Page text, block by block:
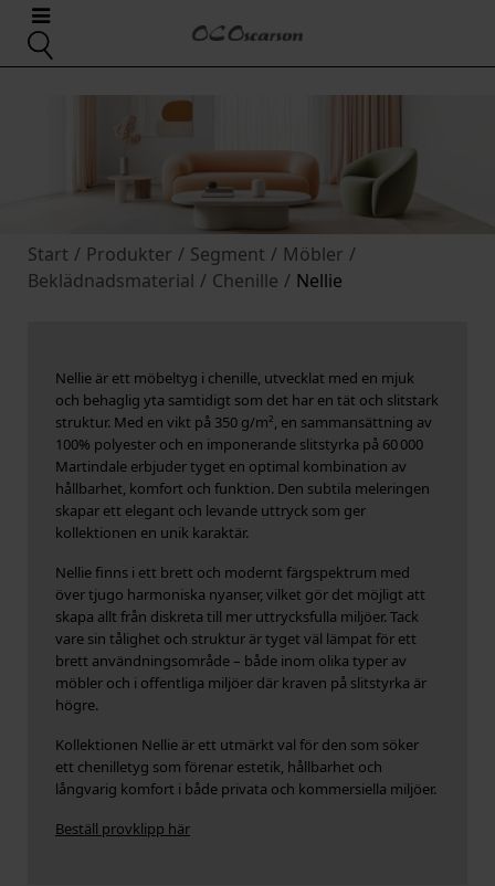
Start / Produkter / Segment / Möbler /
Beklädnadsmaterial / Chenille / Nellie
Nellie är ett möbeltyg i chenille, utvecklat med en mjuk
och behaglig yta samtidigt som det har en tät och slitstark
struktur. Med en vikt på 350 g/m², en sammansättning av
100% polyester och en imponerande slitstyrka på 60 000
Martindale erbjuder tyget en optimal kombination av
hållbarhet, komfort och funktion. Den subtila meleringen
skapar ett elegant och levande uttryck som ger
kollektionen en unik karaktär.
Nellie finns i ett brett och modernt färgspektrum med
över tjugo harmoniska nyanser, vilket gör det möjligt att
skapa allt från diskreta till mer uttrycksfulla miljöer. Tack
vare sin tålighet och struktur är tyget väl lämpat för ett
brett användningsområde – både inom olika typer av
möbler och i offentliga miljöer där kraven på slitstyrka är
högre.
Kollektionen Nellie är ett utmärkt val för den som söker
ett chenilletyg som förenar estetik, hållbarhet och
långvarig komfort i både privata och kommersiella miljöer.
Beställ provklipp här